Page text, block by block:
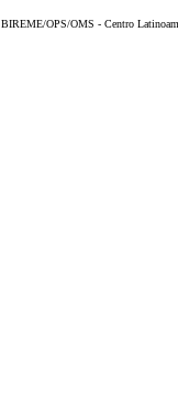
BIREME/OPS/OMS - Centro